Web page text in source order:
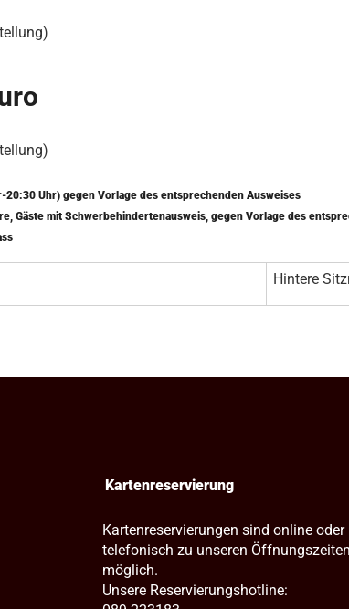
Uhr) gegen Vorlage des entsprechenden Ausweises
Gäste mit Schwerbehindertenausweis, gegen Vorlage des
Hintere
Kartenreservierung
Kartenreservierungen sind online oder
telefonisch zu unseren Öffnungszeiten
möglich.
Unsere Reservierungshotline: